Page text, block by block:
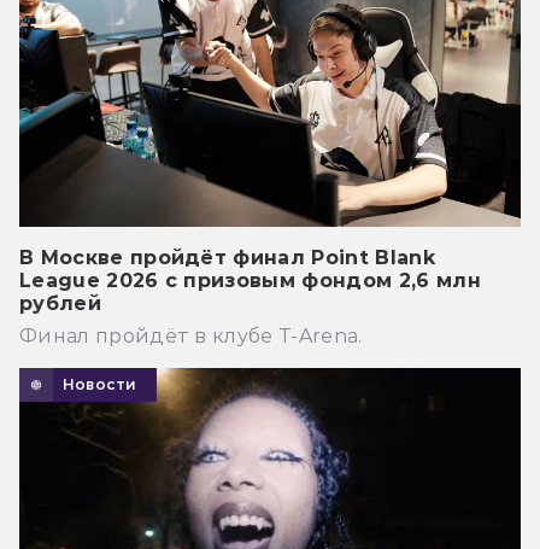
В Москве пройдёт финал Point Blank
League 2026 с призовым фондом 2,6 млн
рублей
Финал пройдёт в клубе T-Arena.
Новости